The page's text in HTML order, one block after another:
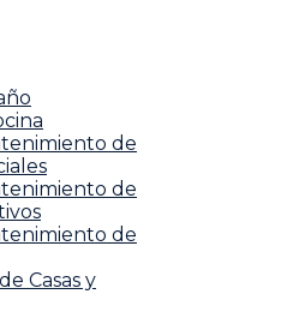
de
de
de
Casas y